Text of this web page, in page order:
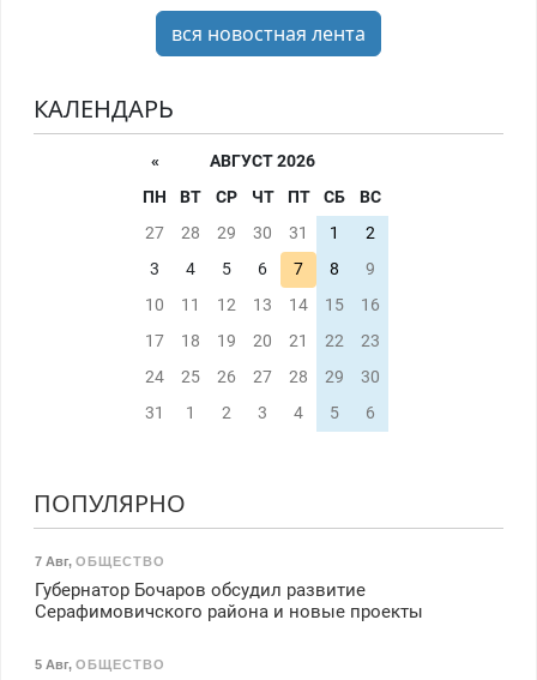
вся новостная лента
КАЛЕНДАРЬ
«
АВГУСТ 2026
ПН
ВТ СР ЧТ ПТ СБ
ВС
27
28 29 30 31 1
2
3
4 5 6 7 8
9
10
11 12 13 14 15
16
17
18 19 20 21 22
23
24
25 26 27 28 29
30
31
1 2 3 4 5 6
ПОПУЛЯРНО
7 Авг, ОБЩЕСТВО
Губернатор Бочаров обсудил развитие
Серафимовичского района и новые проекты
5 Авг, ОБЩЕСТВО